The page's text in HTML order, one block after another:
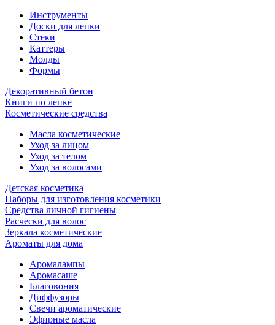
Инструменты
Доски для лепки
Стеки
Каттеры
Молды
Формы
Декоративный бетон
Книги по лепке
Косметические средства
Масла косметические
Уход за лицом
Уход за телом
Уход за волосами
Детская косметика
Наборы для изготовления косметики
Средства личной гигиены
Расчески для волос
Зеркала косметические
Ароматы для дома
Аромалампы
Аромасаше
Благовония
Диффузоры
Свечи ароматические
Эфирные масла